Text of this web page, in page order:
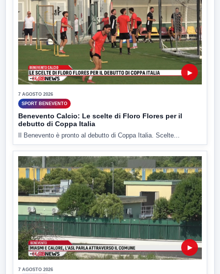
▶
7 AGOSTO 2026
SPORT BENEVENTO
Benevento Calcio: Le scelte di Floro Flores per il
debutto di Coppa Italia
Il Benevento è pronto al debutto di Coppa Italia. Scelte...
▶
7 AGOSTO 2026